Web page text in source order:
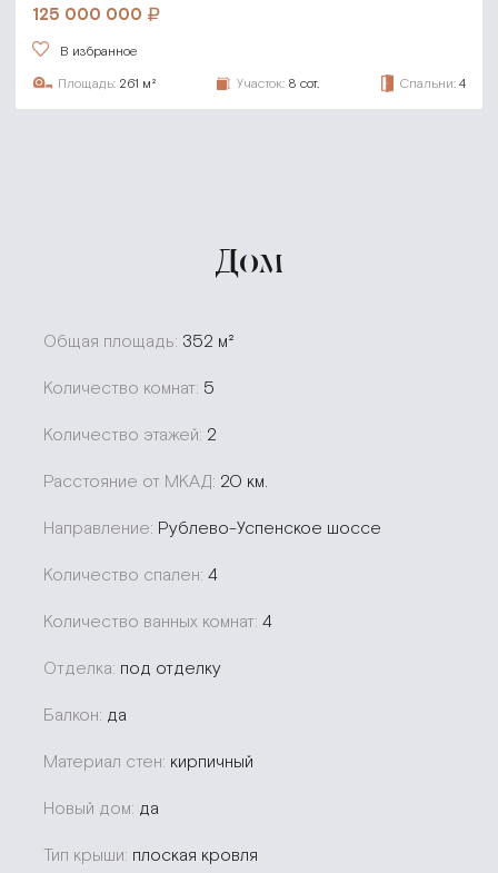
125 000 000
В избранное
Площадь: 261 м² Участок: 8 сот. Спальни: 4
Дом
Общая площадь: 352 м²
Количество комнат: 5
Количество этажей: 2
Расстояние от МКАД: 20 км.
Направление: Рублево-Успенское шоссе
Количество спален: 4
Количество ванных комнат: 4
Отделка: под отделку
Балкон: да
Материал стен: кирпичный
Новый дом: да
Тип крыши: плоская кровля